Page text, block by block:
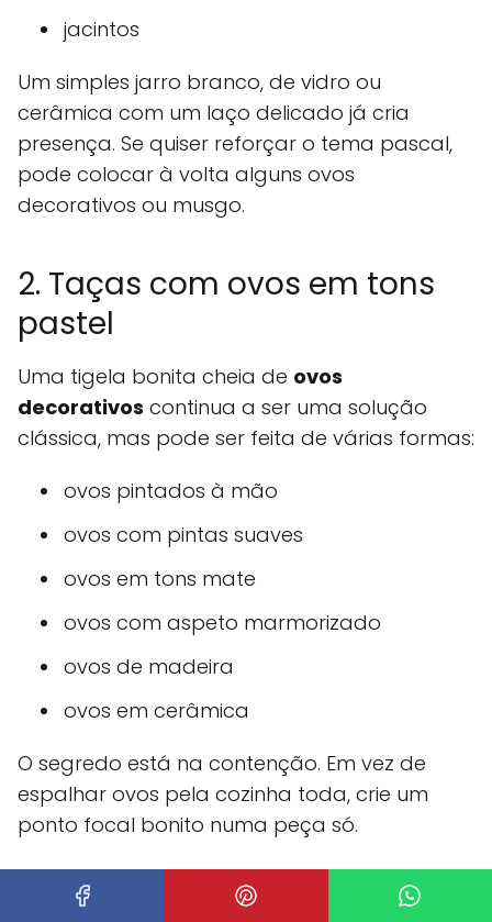
jacintos
Um simples jarro branco, de vidro ou
cerâmica com um laço delicado já cria
presença. Se quiser reforçar o tema pascal,
pode colocar à volta alguns ovos
decorativos ou musgo.
2. Taças com ovos em tons
pastel
Uma tigela bonita cheia de ovos
decorativos continua a ser uma solução
clássica, mas pode ser feita de várias formas:
ovos pintados à mão
ovos com pintas suaves
ovos em tons mate
ovos com aspeto marmorizado
ovos de madeira
ovos em cerâmica
O segredo está na contenção. Em vez de
espalhar ovos pela cozinha toda, crie um
ponto focal bonito numa peça só.
3. Bandeja decorativa com